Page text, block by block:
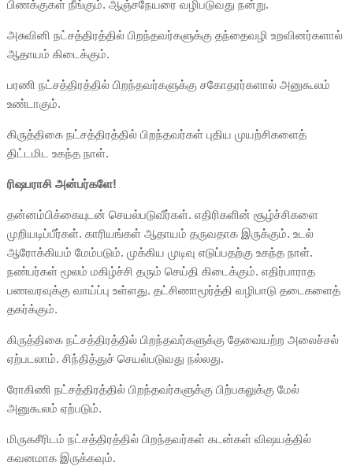
பிணக்குகள் நீங்கும். ஆஞ்சநேயரை வழிபடுவது நன்று.
அசுவினி நட்சத்திரத்தில் பிறந்தவர்களுக்கு தந்தைவழி உறவினர்களால்
ஆதாயம் கிடைக்கும்.
பரணி நட்சத்திரத்தில் பிறந்தவர்களுக்கு சகோதரர்களால் அனுகூலம்
உண்டாகும்.
கிருத்திகை நட்சத்திரத்தில் பிறந்தவர்கள் புதிய முயற்சிகளைத்
திட்டமிட உகந்த நாள்.
ரிஷபராசி அன்பர்களே!
தன்னம்பிக்கையுடன் செயல்படுவீர்கள். எதிரிகளின் சூழ்ச்சிகளை
முறியடிப்பீர்கள். காரியங்கள் ஆதாயம் தருவதாக இருக்கும். உடல்
ஆரோக்கியம் மேம்படும். முக்கிய முடிவு எடுப்பதற்கு உகந்த நாள்.
நண்பர்கள் மூலம் மகிழ்ச்சி தரும் செய்தி கிடைக்கும். எதிர்பாராத
பணவரவுக்கு வாய்ப்பு உள்ளது. தட்சிணாமூர்த்தி வழிபாடு தடைகளைத்
தகர்க்கும்.
கிருத்திகை நட்சத்திரத்தில் பிறந்தவர்களுக்கு தேவையற்ற அலைச்சல்
ஏற்படலாம். சிந்தித்துச் செயல்படுவது நல்லது.
ரோகிணி நட்சத்திரத்தில் பிறந்தவர்களுக்கு பிற்பகலுக்கு மேல்
அனுகூலம் ஏற்படும்.
மிருகசீரிடம் நட்சத்திரத்தில் பிறந்தவர்கள் கடன்கள் விஷயத்தில்
கவனமாக இருக்கவும்.